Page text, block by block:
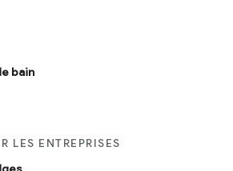
bain
LES ENTREPRISES